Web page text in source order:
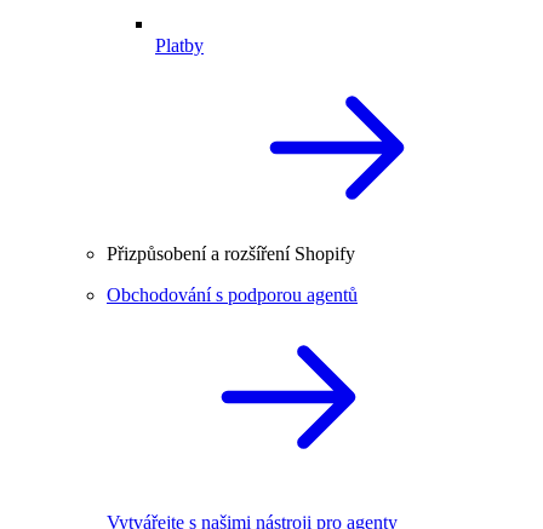
Platby
Přizpůsobení a rozšíření Shopify
Obchodování s podporou agentů
Vytvářejte s našimi nástroji pro agenty